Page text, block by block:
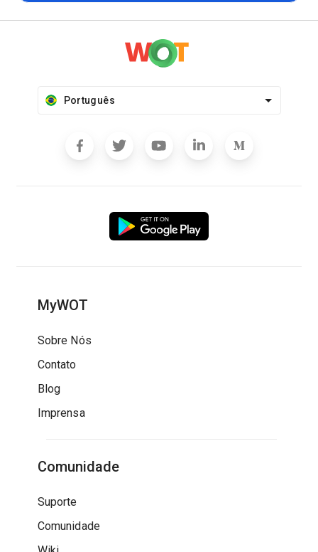
Português
MyWOT
Sobre Nós
Contato
Blog
Imprensa
Comunidade
Suporte
Comunidade